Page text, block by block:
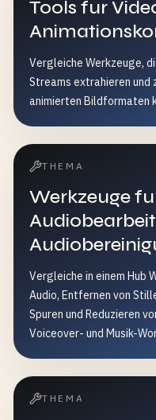
Tools fur
Vergleiche Werkzeuge,
Streams extrahieren und
animierten Bildformaten
THEMA
Werkzeuge
Vergleiche in einem Hub
Audio, Entfernen von
Spuren und Reduzieren
Voiceover- und Musik-
THEMA